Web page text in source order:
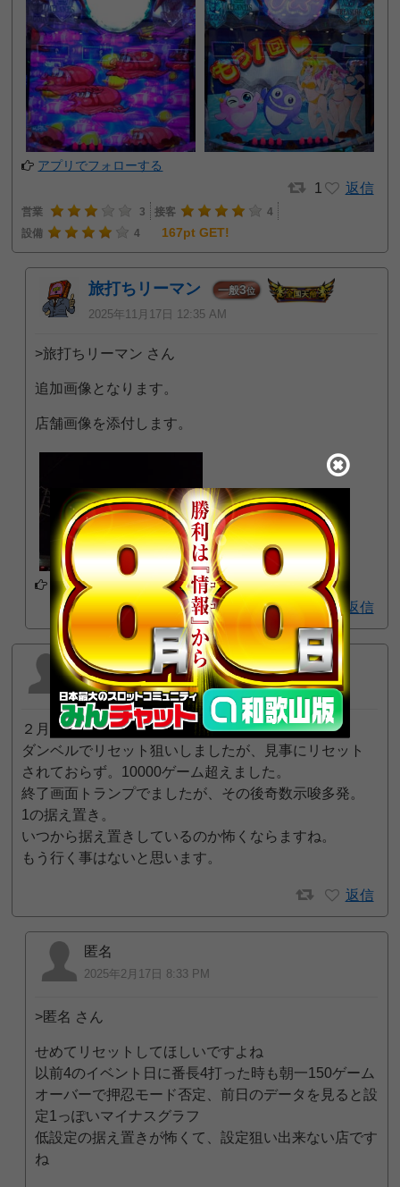
アプリでフォローする
1 返信
営業 3 接客
4
設備
4 167pt GET!
旅打ちリーマン 一般3位
2025年11月17日 12:35 AM
>旅打ちリーマン さん
追加画像となります。
店舗画像を添付します。
アプリでフォローする
1 返信
匿名
2025年2月10日 5:44 PM
２月１０日に朝から行きました。
ダンベルでリセット狙いしましたが、見事にリセット
されておらず。10000ゲーム超えました。
終了画面トランプでましたが、その後奇数示唆多発。
1の据え置き。
いつから据え置きしているのか怖くならますね。
もう行く事はないと思います。
返信
匿名
2025年2月17日 8:33 PM
>匿名 さん
せめてリセットしてほしいですよね
以前4のイベント日に番長4打った時も朝一150ゲーム
オーバーで押忍モード否定、前日のデータを見ると設
定1っぽいマイナスグラフ
低設定の据え置きが怖くて、設定狙い出来ない店です
ね